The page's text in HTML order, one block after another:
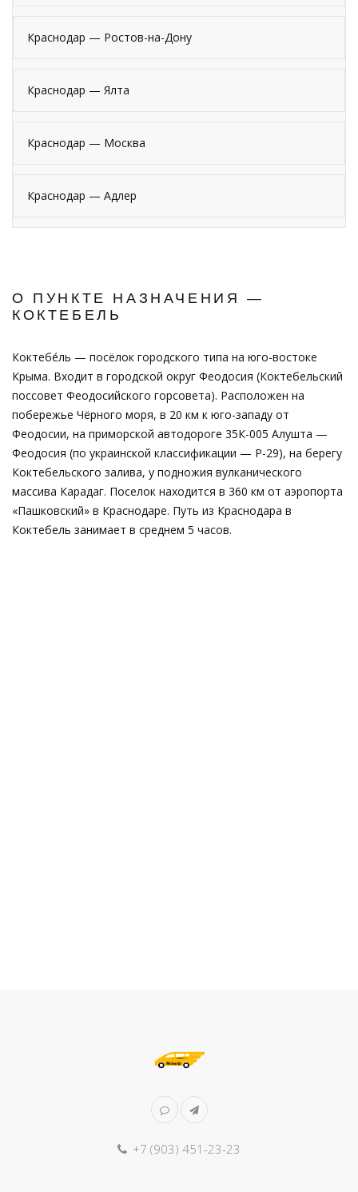
Краснодар — Ростов-на-Дону
Краснодар — Ялта
Краснодар — Москва
Краснодар — Адлер
О ПУНКТЕ НАЗНАЧЕНИЯ —
КОКТЕБЕЛЬ
Коктебе́ль — посёлок городского типа на юго-востоке
Крыма. Входит в городской округ Феодосия (Коктебельский
поссовет Феодосийского горсовета). Расположен на
побережье Чёрного моря, в 20 км к юго-западу от
Феодосии, на приморской автодороге 35К-005 Алушта —
Феодосия (по украинской классификации — P-29), на берегу
Коктебельского залива, у подножия вулканического
массива Карадаг. Поселок находится в 360 км от аэропорта
«Пашковский» в Краснодаре. Путь из Краснодара в
Коктебель занимает в среднем 5 часов.
+7 (903) 451-23-23